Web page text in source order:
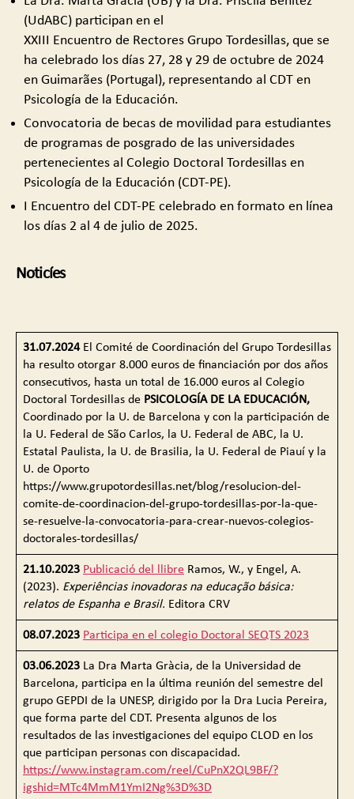
(UdABC) participan en el
XXIII Encuentro de Rectores Grupo Tordesillas, que se
ha celebrado los días 27, 28 y 29 de octubre de 2024
en Guimarães (Portugal), representando al CDT en
Psicología de la Educación.
Convocatoria de becas de movilidad para estudiantes
de programas de posgrado de las universidades
pertenecientes al Colegio Doctoral Tordesillas en
Psicología de la Educación (CDT-PE).
I Encuentro del CDT-PE celebrado en formato en línea
los días 2 al 4 de julio de 2025.
Noticíes
31.07.2024 El Comité de Coordinación del Grupo Tordesillas
ha resulto otorgar 8.000 euros de financiación por dos años
consecutivos, hasta un total de 16.000 euros al Colegio
Doctoral Tordesillas de PSICOLOGÍA DE LA EDUCACIÓN,
Coordinado por la U. de Barcelona y con la participación de
la U. Federal de São Carlos, la U. Federal de ABC, la U.
Estatal Paulista, la U. de Brasilia, la U. Federal de Piauí y la
U. de Oporto
https://www.grupotordesillas.net/blog/resolucion-del-
comite-de-coordinacion-del-grupo-tordesillas-por-la-que-
se-resuelve-la-convocatoria-para-crear-nuevos-colegios-
doctorales-tordesillas/
21.10.2023 Publicació del llibre Ramos, W., y Engel, A.
(2023). Experiências inovadoras na educação básica:
relatos de Espanha e Brasil. Editora CRV
08.07.2023 Participa en el colegio Doctoral SEQTS 2023
03.06.2023 La Dra Marta Gràcia, de la Universidad de
Barcelona, participa en la última reunión del semestre del
grupo GEPDI de la UNESP, dirigido por la Dra Lucia Pereira,
que forma parte del CDT. Presenta algunos de los
resultados de las investigaciones del equipo CLOD en los
que participan personas con discapacidad.
https://www.instagram.com/reel/CuPnX2QL9BF/?
igshid=MTc4MmM1YmI2Ng%3D%3D